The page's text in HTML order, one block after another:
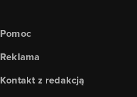
Pomoc
Reklama
Kontakt z redakcją